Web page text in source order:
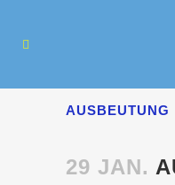
AUSBEUTUNG
29 JAN.